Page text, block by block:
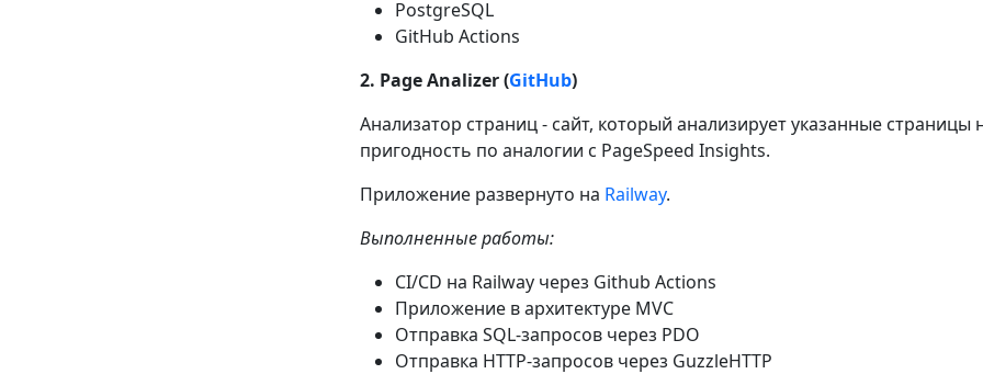
PostgreSQL
GitHub Actions
2. Page Analizer (GitHub)
Анализатор страниц - сайт, который анализирует указанные страницы
пригодность по аналогии с PageSpeed Insights.
Приложение развернуто на Railway.
Выполненные работы:
CI/CD на Railway через Github Actions
Приложение в архитектуре MVC
Отправка SQL-запросов через PDO
Отправка HTTP-запросов через GuzzleHTTP